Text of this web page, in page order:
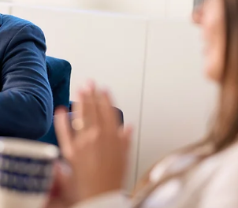
Kristian Mannerud velkommen som ny